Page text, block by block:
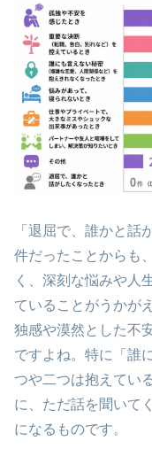
「退屈で、誰かと話
件だったことからも
く、深刻な悩みや人
ていることがうかが
独感や漠然とした不
ですよね。特に「誰
つや二つは抱えてい
に、ただ話を聞いて
になるものです。